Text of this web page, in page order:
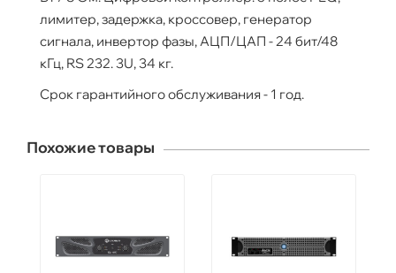
лимитер, задержка, кроссовер, генератор
сигнала, инвертор фазы, АЦП/ЦАП - 24 бит/48
кГц, RS 232. 3U, 34 кг.
Срок гарантийного обслуживания - 1 год.
Похожие товары